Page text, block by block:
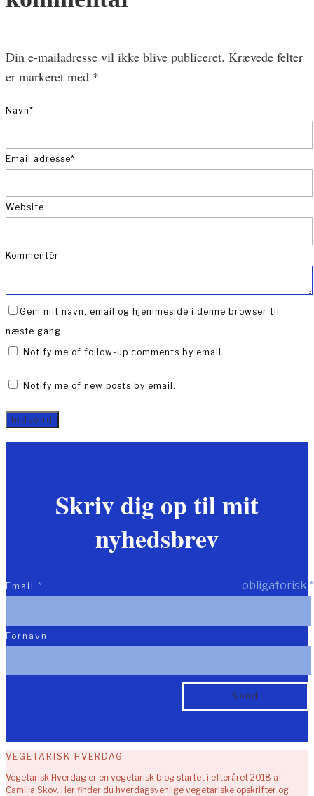
Din e-mailadresse vil ikke blive publiceret. Krævede felter
er markeret med *
Navn*
Email adresse*
Website
Kommentér
Gem mit navn, email og hjemmeside i denne browser til
næste gang
Notify me of follow-up comments by email.
Notify me of new posts by email.
Skriv dig op til mit
nyhedsbrev
*
obligatorisk
Email *
Fornavn
VEGETARISK HVERDAG
Vegetarisk Hverdag er en vegetarisk blog startet i efteråret 2018 af
Camilla Skov. Her finder du hverdagsvenlige vegetariske opskrifter og